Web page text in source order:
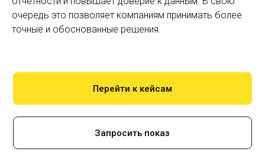
очередь это позволяет компаниям принимать более
точные и обоснованные решения.
Перейти к кейсам
Запросить показ